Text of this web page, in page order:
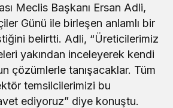
Meclis Başkanı Ersan Adli,
Günü ile birleşen anlamlı bir
belirtti. Adli, “Üreticilerimiz
yakından inceleyerek kendi
çözümlerle tanışacaklar. Tüm
temsilcilerimizi bu
ediyoruz” diye konuştu.